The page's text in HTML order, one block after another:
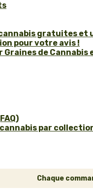
gratuites et
pour votre avis !
de Cannabis
par
Chaque